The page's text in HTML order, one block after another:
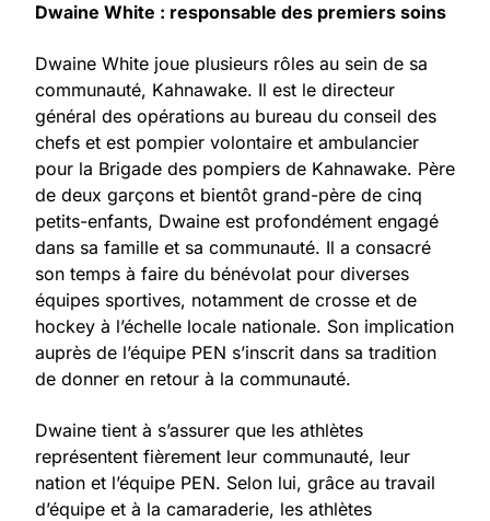
Dwaine White : responsable des premiers soins
Dwaine White joue plusieurs rôles au sein de sa
communauté, Kahnawake. Il est le directeur
général des opérations au bureau du conseil des
chefs et est pompier volontaire et ambulancier
pour la Brigade des pompiers de Kahnawake. Père
de deux garçons et bientôt grand-père de cinq
petits-enfants, Dwaine est profondément engagé
dans sa famille et sa communauté. Il a consacré
son temps à faire du bénévolat pour diverses
équipes sportives, notamment de crosse et de
hockey à l’échelle locale nationale. Son implication
auprès de l’équipe PEN s’inscrit dans sa tradition
de donner en retour à la communauté.
Dwaine tient à s’assurer que les athlètes
représentent fièrement leur communauté, leur
nation et l’équipe PEN. Selon lui, grâce au travail
d’équipe et à la camaraderie, les athlètes